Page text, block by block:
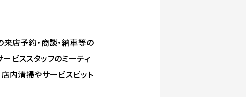
店予約・商談・納車等の
ビススタッフのミーティ
内清掃やサービスピット